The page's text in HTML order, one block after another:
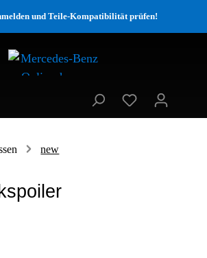
und Teile-Kompatibilität prüfen!
new